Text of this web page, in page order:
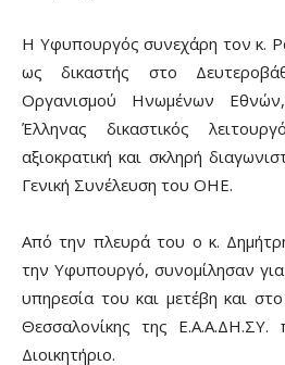
Η Υφυπουργός συνεχάρη τον κ.
ως δικαστής στο
Οργανισμού Ηνωμένων
Έλληνας δικαστικός
αξιοκρατική και σκληρή
Γενική Συνέλευση του ΟΗΕ.
Από την πλευρά του ο κ.
την Υφυπουργό, συνομίλησαν
υπηρεσία του και μετέβη και
Θεσσαλονίκης της Ε.Α.Α.ΔΗ.ΣΥ.
Διοικητήριο.